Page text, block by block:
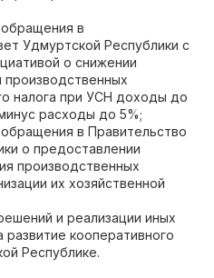
в
Удмуртской Республики с
о снижении
производственных
налога при УСН доходы до
расходы до 5%;
в Правительство
о предоставлении
производственных
их хозяйственной
и реализации иных
кооперативного
Республике.